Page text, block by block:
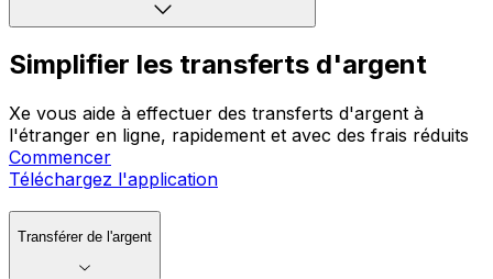
Simplifier les transferts d'argent
Xe vous aide à effectuer des transferts d'argent à
l'étranger en ligne, rapidement et avec des frais réduits
Commencer
Téléchargez l'application
Transférer de l'argent